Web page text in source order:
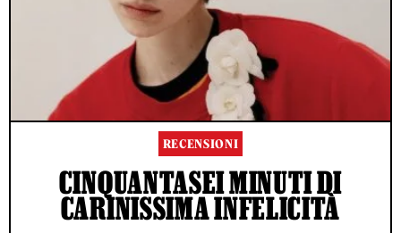
RECENSIONI
CINQUANTASEI MINUTI DI
CARINISSIMA INFELICITÀ